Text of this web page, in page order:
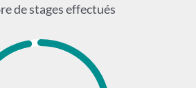
de stages effectués